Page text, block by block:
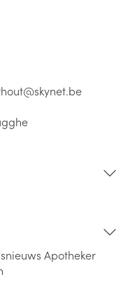
skynet.be
Apotheker